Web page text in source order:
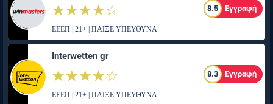
☆☆☆☆☆
★★★★★ 8.5 Εγγραφή
ΕΕΕΠ | 21+ | ΠΑΙΞΕ ΥΠΕΥΘΥΝΑ
Interwetten gr
☆☆☆☆☆
★★★★★ 8.3 Εγγραφή
ΕΕΕΠ | 21+ | ΠΑΙΞΕ ΥΠΕΥΘΥΝΑ